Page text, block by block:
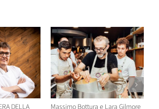
DELLA Massimo Bottura e Lara Gilmore